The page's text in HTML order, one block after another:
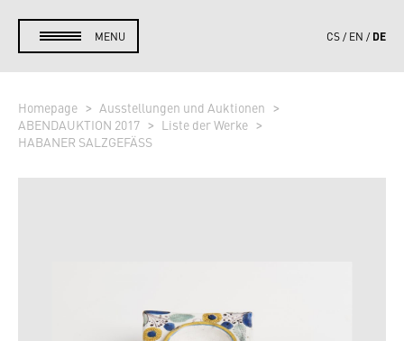
MENU CS EN DE
Homepage
Ausstellungen und Auktionen
ABENDAUKTION 2017
Liste der Werke
HABANER SALZGEFÄSS